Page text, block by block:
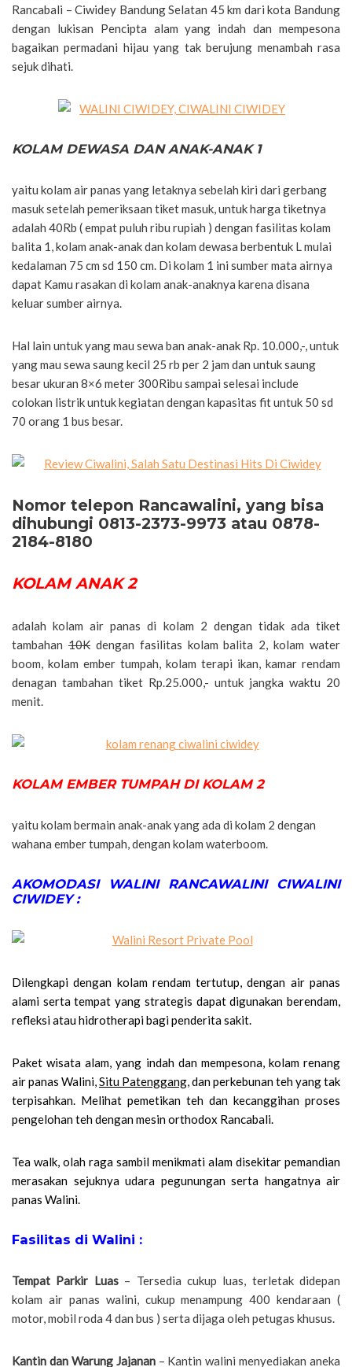
Rancabali – Ciwidey Bandung Selatan 45 km dari kota Bandung
dengan lukisan Pencipta alam yang indah dan mempesona
bagaikan permadani hijau yang tak berujung menambah rasa
sejuk dihati.
KOLAM DEWASA DAN ANAK-ANAK 1
yaitu kolam air panas yang letaknya sebelah kiri dari gerbang
masuk setelah pemeriksaan tiket masuk, untuk harga tiketnya
adalah 40Rb ( empat puluh ribu rupiah ) dengan fasilitas kolam
balita 1, kolam anak-anak dan kolam dewasa berbentuk L mulai
kedalaman 75 cm sd 150 cm. Di kolam 1 ini sumber mata airnya
dapat Kamu rasakan di kolam anak-anaknya karena disana
keluar sumber airnya.
Hal lain untuk yang mau sewa ban anak-anak Rp. 10.000,-, untuk
yang mau sewa saung kecil 25 rb per 2 jam dan untuk saung
besar ukuran 8×6 meter 300Ribu sampai selesai include
colokan listrik untuk kegiatan dengan kapasitas fit untuk 50 sd
70 orang 1 bus besar.
Nomor telepon Rancawalini, yang bisa
dihubungi 0813-2373-9973 atau 0878-
2184-8180
KOLAM ANAK 2
adalah kolam air panas di kolam 2 dengan tidak ada tiket
tambahan10Kdengan fasilitas kolam balita 2, kolam water
boom, kolam ember tumpah, kolam terapi ikan, kamar rendam
denagan tambahan tiket Rp.25.000,- untuk jangka waktu 20
menit.
KOLAM EMBER TUMPAH DI KOLAM 2
yaitu kolam bermain anak-anak yang ada di kolam 2 dengan
wahana ember tumpah, dengan kolam waterboom.
AKOMODASI WALINI RANCAWALINI CIWALINI
CIWIDEY :
Dilengkapi dengan kolam rendam tertutup, dengan air panas
alami serta tempat yang strategis dapat digunakan berendam,
refleksi atau hidrotherapi bagi penderita sakit.
Paket wisata alam, yang indah dan mempesona, kolam renang
air panas Walini,Situ Patenggang, dan perkebunan teh yang tak
terpisahkan. Melihat pemetikan teh dan kecanggihan proses
pengelohan teh dengan mesin orthodox Rancabali.
Tea walk, olah raga sambil menikmati alam disekitar pemandian
merasakan sejuknya udara pegunungan serta hangatnya air
panas Walini.
Fasilitas di Walini :
Tempat Parkir Luas– Tersedia cukup luas, terletak didepan
kolam air panas walini, cukup menampung 400 kendaraan (
motor, mobil roda 4 dan bus ) serta dijaga oleh petugas khusus.
Kantin dan Warung Jajanan– Kantin walini menyediakan aneka